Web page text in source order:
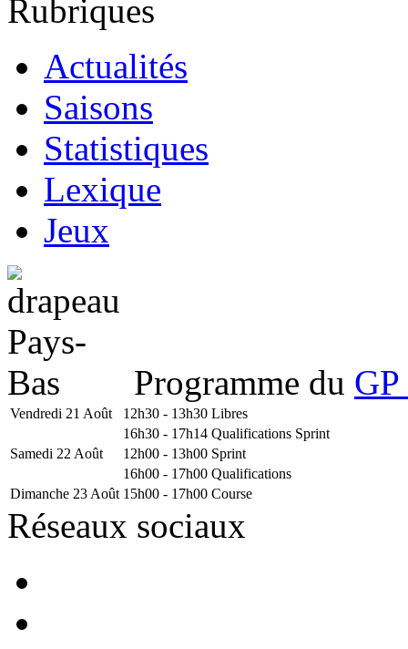
Rubriques
Actualités
Saisons
Statistiques
Lexique
Jeux
Programme du
Vendredi 21 Août 12h30 - 13h30 Libres
16h30 - 17h14 Qualifications Sprint
Samedi 22 Août
12h00 - 13h00 Sprint
16h00 - 17h00 Qualifications
Dimanche 23 Août 15h00 - 17h00 Course
Réseaux sociaux